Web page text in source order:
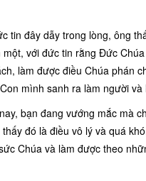
tin đây dẫy trong lòng, ông
với đức tin rằng Đức
làm được điều Chúa phán
mình sanh ra làm người
bạn đang vướng mắc mà
đó là điều vô lý và quá
Chúa và làm được theo